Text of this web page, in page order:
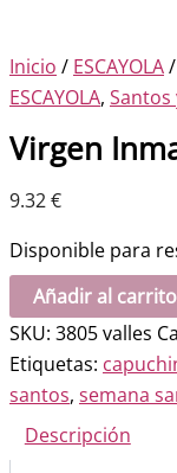
Inicio / ESCAYOLA/
ESCAYOLA, Santos
Virgen
9.32€
Disponible para
Virgen
Inmaculada
cantidad
Añadir al carrito
SKU: 3805 valles
Etiquetas:
santos, semana
Descripción